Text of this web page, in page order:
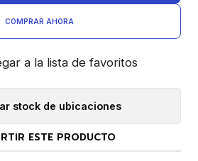
COMPRAR AHORA
a la lista de favoritos
stock de ubicaciones
ESTE PRODUCTO